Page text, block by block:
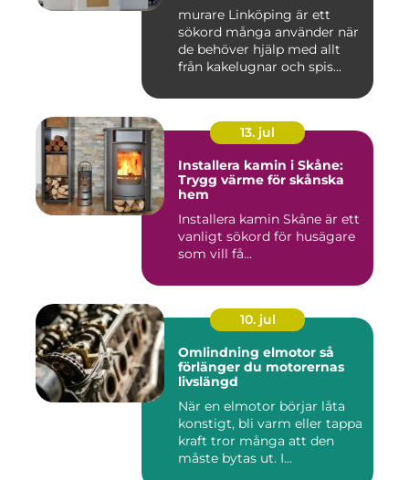
murare Linköping är ett
sökord många använder när
de behöver hjälp med allt
från kakelugnar och spis...
13. jul
Installera kamin i Skåne:
Trygg värme för skånska
hem
Installera kamin Skåne är ett
vanligt sökord för husägare
som vill få...
10. jul
Omlindning elmotor så
förlänger du motorernas
livslängd
När en elmotor börjar låta
konstigt, bli varm eller tappa
kraft tror många att den
måste bytas ut. I...